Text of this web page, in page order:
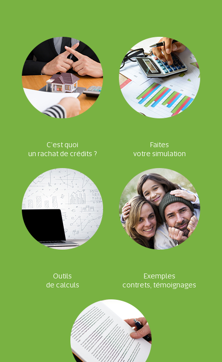
C’est quoi
un rachat de crédits ?
Faites
votre simulation
Outils
de calculs
Exemples
contrets, témoignages